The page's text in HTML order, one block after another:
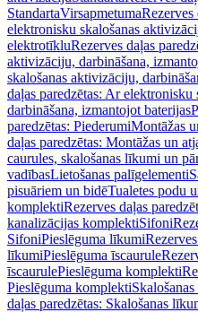
StandartaVirsapmetumaRezerves
elektronisku skalošanas
elektrotīkluRezerves daļas
aktivizāciju, darbināšana,
skalošanas aktivizāciju,
daļas paredzētas: Ar
darbināšana, izmantojot baterijas
paredzētas: PiederumiMontāžas
daļas paredzētas: Montāžas un
caurules, skalošanas līkumi un
vadībasLietošanas palīgelementi
pisuāriem un bidēTualetes podu
komplektiRezerves daļas
kanalizācijas komplektiSifoni
SifoniPieslēguma līkumi
līkumiPieslēguma īscaurule
īscaurulePieslēguma komplekti
Pieslēguma komplekti
daļas paredzētas: Skalošanas